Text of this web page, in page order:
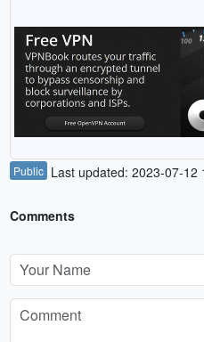
Public Last updated: 2023-07-12
Comments